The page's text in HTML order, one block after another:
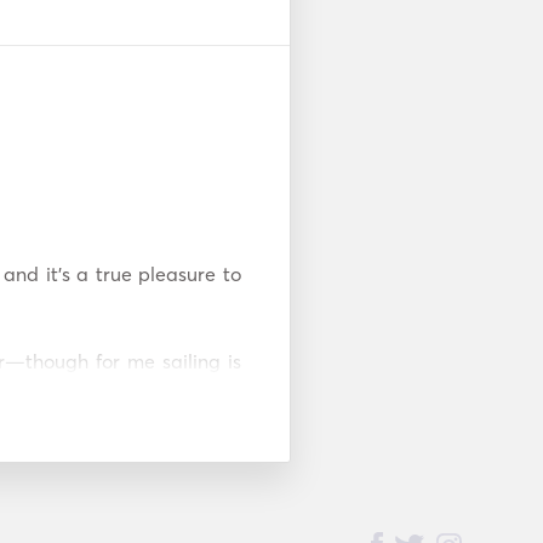
it’s a true pleasure to
for me sailing is
like home.